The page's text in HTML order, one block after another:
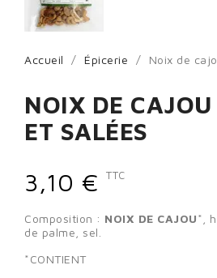
Accueil Épicerie Noix de
NOIX DE CAJOU
ET SALÉES
3,10 €
TTC
Composition : NOIX DE CAJOU*,
de palme, sel.
*CONTIENT